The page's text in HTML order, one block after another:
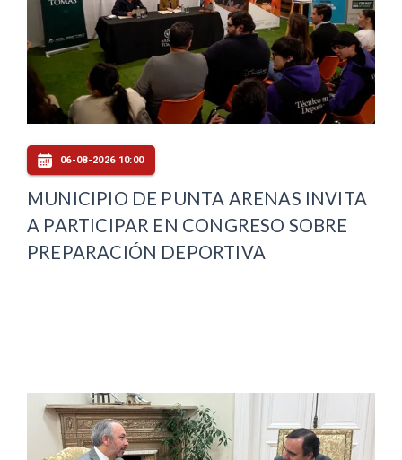
06-08-2026 10:00
MUNICIPIO DE PUNTA ARENAS INVITA
A PARTICIPAR EN CONGRESO SOBRE
PREPARACIÓN DEPORTIVA